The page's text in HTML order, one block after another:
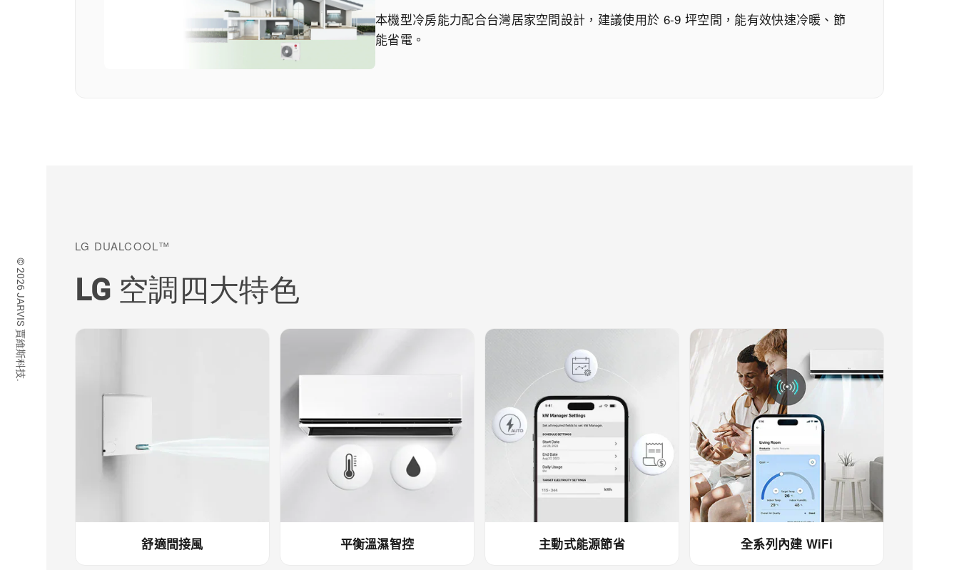
本機型冷房能力配合台灣居家空間設計，建議使用於 6-9 坪空間，能有效快速冷暖、節
能省電。
LG DUALCOOL™
LG 空調四大特色
舒適間接風 平衡溫濕智控 主動式能源節省 全系列內建 WiFi
© 2026 JARVIS 賈維斯科技.